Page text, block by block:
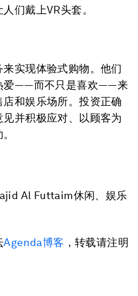
们戴上VR头套。
实现体验式购物。他们
爱——而不只是喜欢——来
和娱乐场所。投资正确
并积极应对、以顾客为
Al Futtaim休闲、娱乐
Agenda博客 ，转载请注明